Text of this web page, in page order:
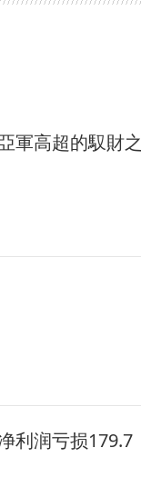
軍高超的馭財之
利润亏损179.7